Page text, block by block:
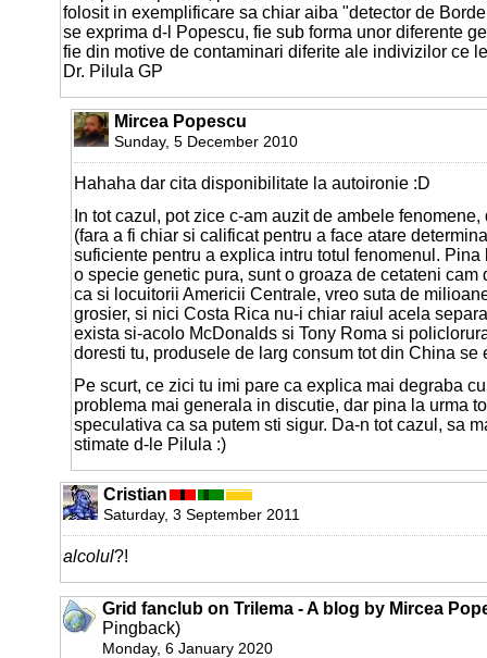
folosit in exemplificare sa chiar aiba "detector de
se exprima d-l Popescu, fie sub forma unor diferente
fie din motive de contaminari diferite ale indivizilor ce
Dr. Pilula GP
Mircea Popescu
Sunday, 5 December 2010
Hahaha dar cita disponibilitate la autoironie :D
In tot cazul, pot zice c-am auzit de ambele
(fara a fi chiar si calificat pentru a face atare
suficiente pentru a explica intru totul fenomenul.
o specie genetic pura, sunt o groaza de cetateni cam
ca si locuitorii Americii Centrale, vreo suta de
grosier, si nici Costa Rica nu-i chiar raiul acela
exista si-acolo McDonalds si Tony Roma si
doresti tu, produsele de larg consum tot din China se
Pe scurt, ce zici tu imi pare ca explica mai degraba
problema mai generala in discutie, dar pina la urma
speculativa ca sa putem sti sigur. Da-n tot cazul, sa
stimate d-le Pilula :)
Cristian
Saturday, 3 September 2011
alcolul?!
Grid fanclub on Trilema - A blog by Mircea
Pingback)
Monday, 6 January 2020